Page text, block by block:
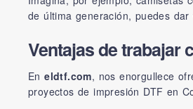
de última generación, puedes
Ventajas de trabajar
Eneldtf.com, nos enorgullece
proyectos de impresión DTF en